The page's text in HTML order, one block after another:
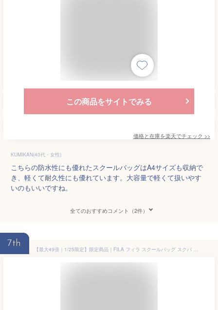
この商品をサイトでみる
価格と在庫を楽天でチェック >>
KUMIKAN(40代・女性)
こちらの防水性にも優れたスクールバッグはA4サイズも収納で
き、軽くて耐久性にも優れています。大容量で軽くて扱いやす
いのもいいですね。
全てのおすすめコメント（2件）
7th
【最大49倍｜1/25限定】限定商品｜FILA フィラ スクールバッグ スクバ 合皮 女子 女子高生 高校生 中学生 通学 学生鞄 黒 紺色 ブラック ネイビー サブバッグ カバン A4 7831 sc24 cpn10